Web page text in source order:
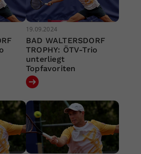
19.09.2024
BAD WALTERSDORF
TROPHY: ÖTV-Trio
unterliegt
Topfavoriten